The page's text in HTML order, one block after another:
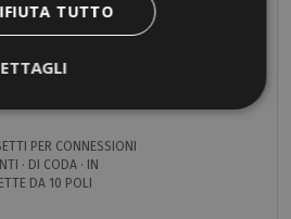
AGGRAFFATURA
· INSERIMENTO
PER CONNESSIONI
· DI CODA · IN
DA 10 POLI
TUTTO